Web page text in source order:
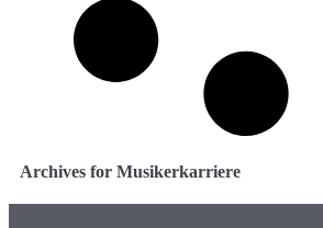
Archives for Musikerkarriere